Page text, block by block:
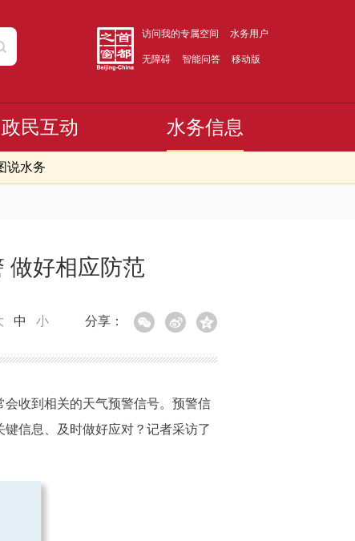
访问我的专属空间 水务用户
无障碍 智能问答 移动版
政民互动 水务信息
说水务
做好相应防范
分享：
中 小
收到相关的天气预警信号。预警信
信息、及时做好应对？记者采访了